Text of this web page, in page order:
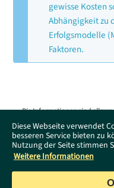
Diese Webseite verwendet
besseren Service bieten zu
Nutzung der Seite stimmen
Weitere Informationen
gewisse Kosten
Abhängigkeit zu
Erfolgsmodelle
Faktoren.
Die Informationen sind
Das Supportportal erhebt
bleiben ohne
darauf hingewiesen, dass
Form